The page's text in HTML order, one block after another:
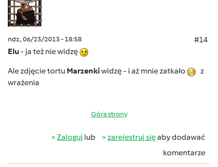
ndz., 06/23/2013 - 18:58
#14
Elu- ja też nie widzę
Ale zdjęcie tortu Marzenkiwidzę - i aż mnie zatkało
z
wrażenia
Góra strony
Zaloguj lub zarejestruj sięaby dodawać
komentarze